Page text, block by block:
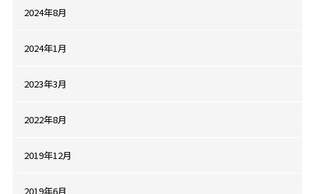
2024年8月
2024年1月
2023年3月
2022年8月
2019年12月
2019年6月